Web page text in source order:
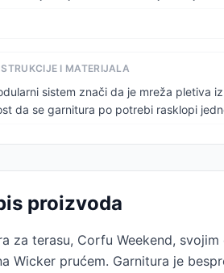
I MATERIJALA
sistem znači da je mreža pletiva
da se garnitura po potrebi rasklopi
proizvoda
za terasu, Corfu Weekend,
Wicker prućem. Garnitura je